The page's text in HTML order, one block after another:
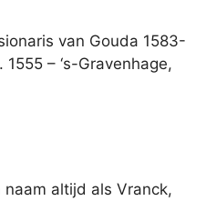
van Gouda 1583-
– ‘s-Gravenhage,
altijd als Vranck,